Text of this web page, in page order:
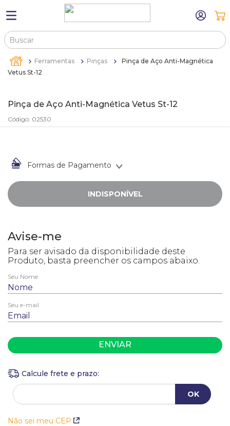
Buscar
Ferramentas Pinças
Pinça de Aço Anti-Magnética
Vetus St-12
Pinça de Aço Anti-Magnética Vetus St-12
Código: 02530
Formas de Pagamento
INDISPONÍVEL
ENVIAR
Não sei meu CEP
3º
canetas
4º
bandejas
7º
relogio
8º
pulseira